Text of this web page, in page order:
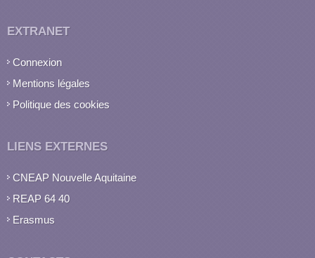
EXTRANET
Connexion
Mentions légales
Politique des cookies
LIENS EXTERNES
CNEAP Nouvelle Aquitaine
REAP 64 40
Erasmus